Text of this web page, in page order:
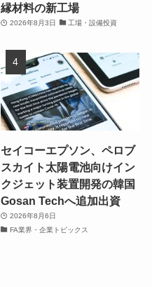
縁材料の新工場
2026年8月3日 工場・設備投資
セイコーエプソン、ペロブ
スカイト太陽電池向けイン
クジェット装置開発の韓国
Gosan Techへ追加出資
2026年8月6日
FA業界・企業トピックス